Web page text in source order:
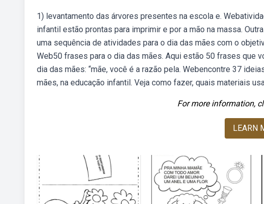
1) levantamento das árvores presentes na escola e.
infantil estão prontas para imprimir e por a mão na massa.
uma sequência de atividades para o dia das mães com o
Web50 frases para o dia das mães. Aqui estão 50 frases que
dia das mães: “mãe, você é a razão pela. Webencontre 37
mães, na educação infantil. Veja como fazer, quais materiais
For more information,
LEARN